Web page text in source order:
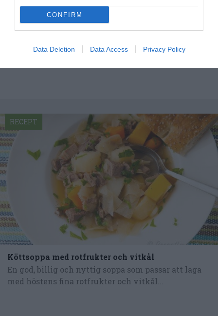
CONFIRM
Data Deletion Data Access Privacy Policy
Får i kål
värmande gryta eller soppa med lamm samt god
Köttsoppa med rotfrukter och vitkål
En god, billig och nyttig soppa som passar att laga
med höstens fina rotfrukter och vitkål...
RECEPT